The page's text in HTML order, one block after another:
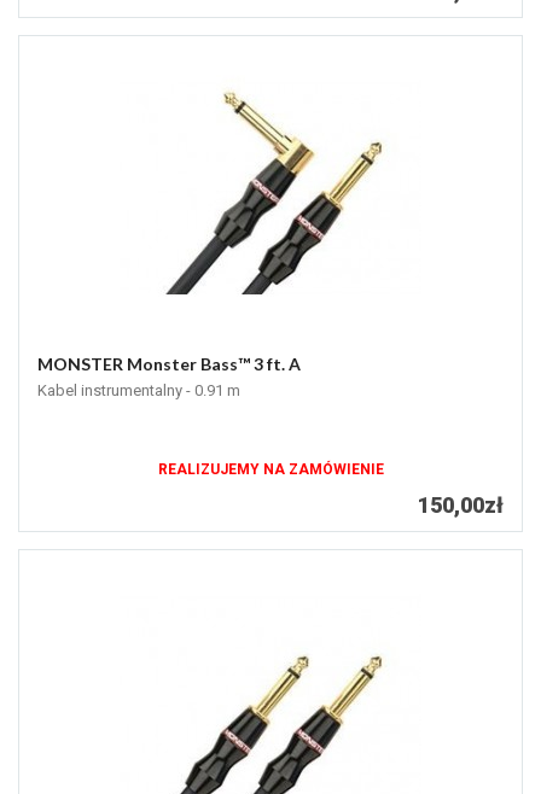
MONSTER Monster Bass™ 3 ft. A
Kabel instrumentalny - 0.91 m
REALIZUJEMY NA ZAMÓWIENIE
150,00zł